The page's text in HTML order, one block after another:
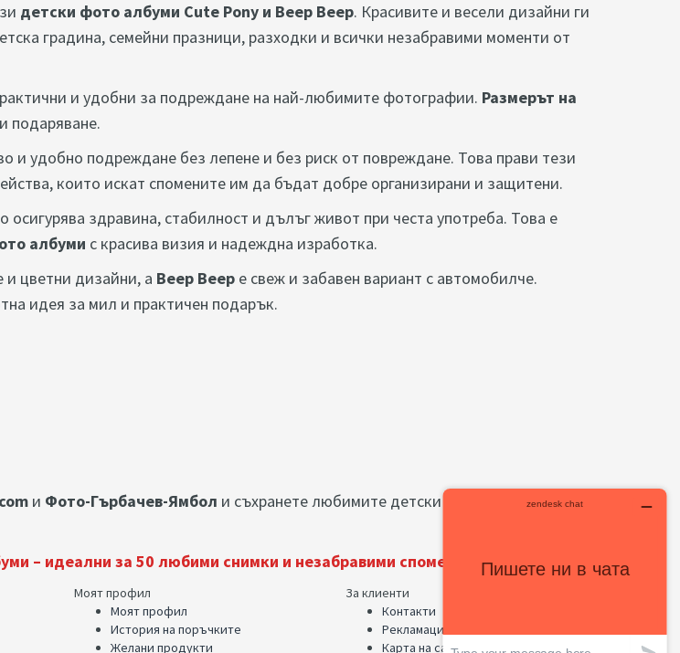
детски фото албуми Cute Pony и Beep Beep. Красивите и весели дизайни ги
градина, семейни празници, разходки и всички незабравими моменти от
и удобни за подреждане на най-любимите фотографии. Размерът на
подаряване.
и удобно подреждане без лепене и без риск от повреждане. Това прави тези
които искат спомените им да бъдат добре организирани и защитени.
осигурява здравина, стабилност и дълъг живот при честа употреба. Това е
албуми с красива визия и надеждна изработка.
и цветни дизайни, а Beep Beep е свеж и забавен вариант с автомобилче.
идея за мил и практичен подарък.
и Фото-Гърбачев-Ямбол и съхранете любимите детски спомени по красив,
– идеални за 50 любими снимки и незабравими спомени!
Моят профил
Моят профил
История на поръчките
Желани продукти
За клиенти
Контакти
Рекламации
Карта на сайта